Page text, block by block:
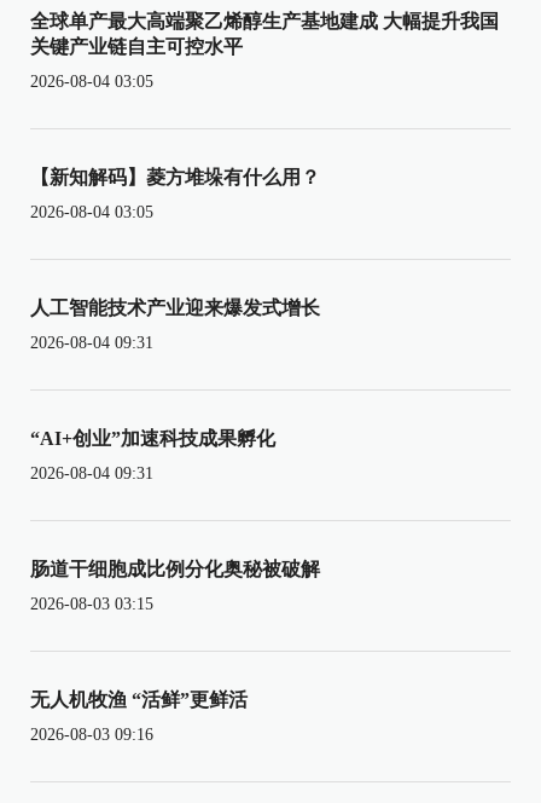
全球单产最大高端聚乙烯醇生产基地建成 大幅提升我国
关键产业链自主可控水平
2026-08-04 03:05
【新知解码】菱方堆垛有什么用？
2026-08-04 03:05
人工智能技术产业迎来爆发式增长
2026-08-04 09:31
“AI+创业”加速科技成果孵化
2026-08-04 09:31
肠道干细胞成比例分化奥秘被破解
2026-08-03 03:15
无人机牧渔 “活鲜”更鲜活
2026-08-03 09:16